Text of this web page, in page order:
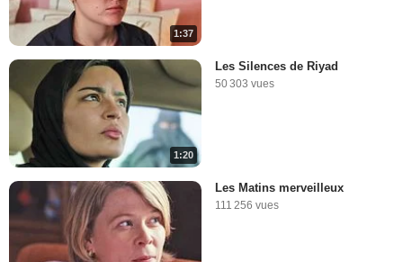
1:37
1:20
Les Silences de Riyad
50 303 vues
Les Matins merveilleux
111 256 vues